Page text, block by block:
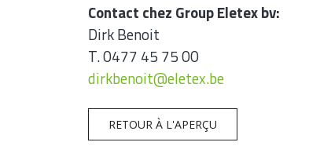
Contact chez Group Eletex bv:
Dirk Benoit
T. 0477 45 75 00
dirkbenoit@eletex.be
RETOUR À L'APERÇU